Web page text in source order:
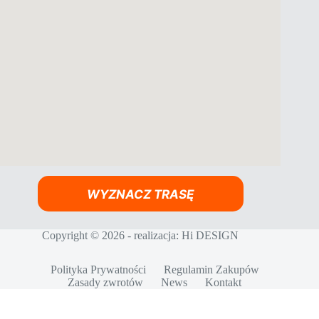
WYZNACZ TRASĘ
Copyright © 2026 - realizacja:Hi DESIGN
Polityka Prywatności
Regulamin Zakupów
Zasady zwrotów
News Kontakt